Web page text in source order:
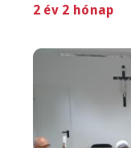
2 év 2 hónap
Image